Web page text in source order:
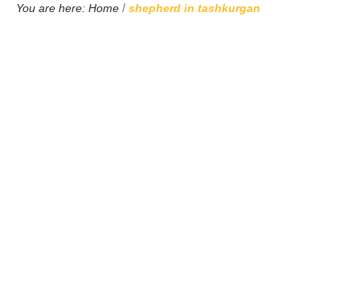
You are here: Home / shepherd in tashkurgan